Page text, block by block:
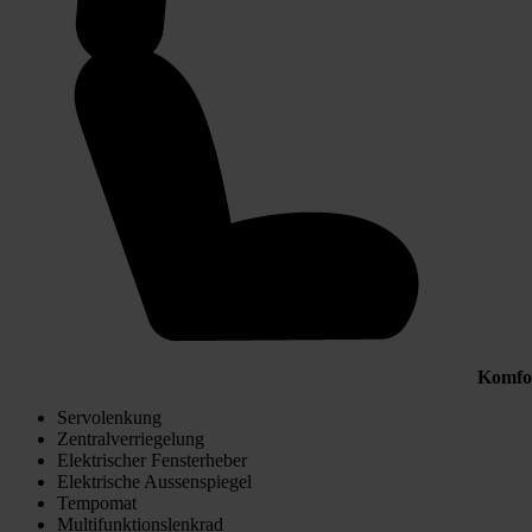
Servolenkung
Zentralverriegelung
Elektrischer Fensterheber
Elektrische Aussenspiegel
Tempomat
Multifunktionslenkrad